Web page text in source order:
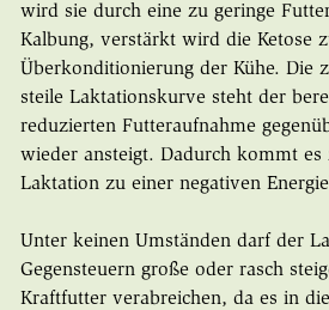
wird sie durch eine zu geringe
Kalbung, verstärkt wird die Ketose
Überkonditionierung der Kühe. Die
steile Laktationskurve steht der
reduzierten Futteraufnahme
wieder ansteigt. Dadurch kommt es
Laktation zu einer negativen
Unter keinen Umständen darf der
Gegensteuern große oder rasch
Kraftfutter verabreichen, da es in